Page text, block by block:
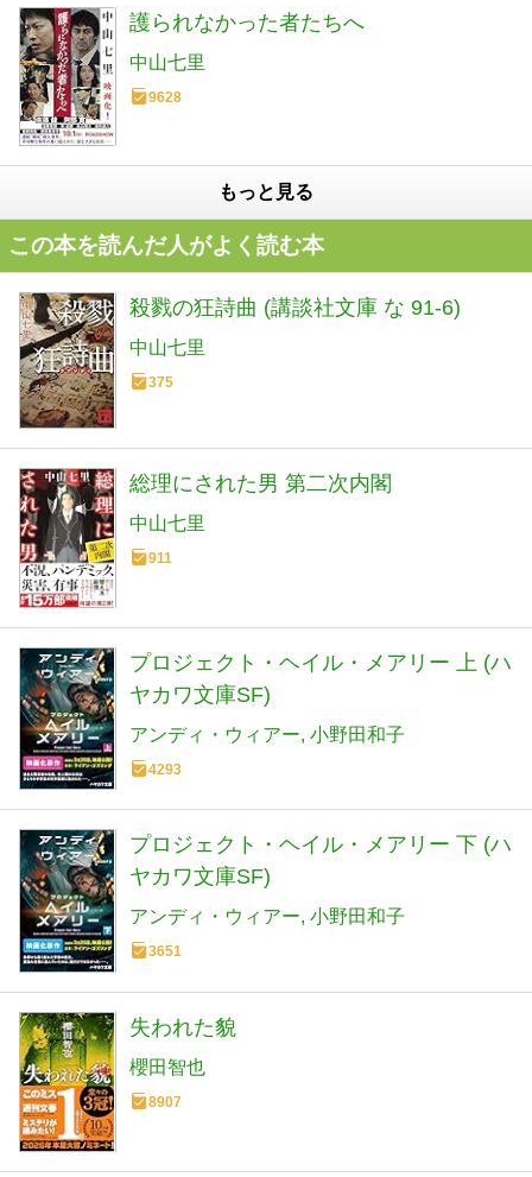
護られなかった者たちへ
中山七里
9628
もっと見る
この本を読んだ人がよく読む本
殺戮の狂詩曲 (講談社文庫 な 91-6)
中山七里
375
総理にされた男 第二次内閣
中山七里
911
プロジェクト・ヘイル・メアリー 上 (ハ
ヤカワ文庫SF)
アンディ・ウィアー 小野田和子
4293
プロジェクト・ヘイル・メアリー 下 (ハ
ヤカワ文庫SF)
アンディ・ウィアー 小野田和子
3651
失われた貌
櫻田智也
8907